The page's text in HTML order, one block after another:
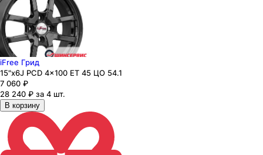
iFree Грид
15"x6J PCD 4x100 ЕТ 45 ЦО 54.1
7 060 ₽
28 240 ₽ за 4 шт.
В корзину